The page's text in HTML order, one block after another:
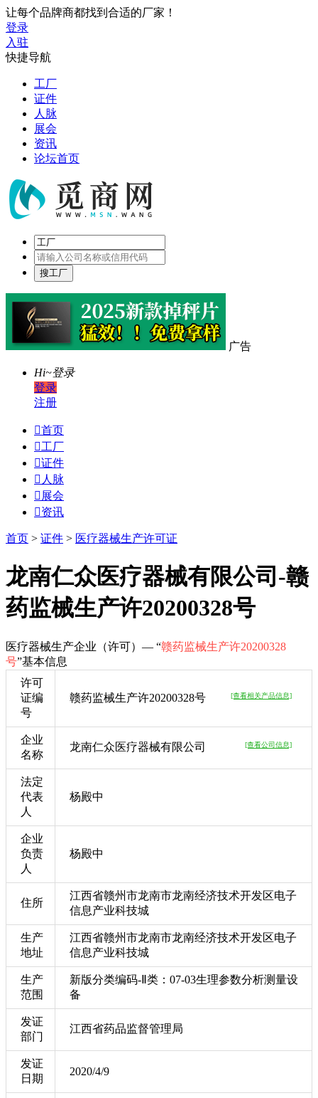
让每个品牌商都找到合适的厂家！
登录
入驻
快捷导航
工厂
证件
人脉
展会
资讯
论坛首页
广告
Hi~登录
登录
注册
首页
工厂
证件
 人脉
 展会
资讯
首页 > 证件 > 医疗器械生产许可证
龙南仁众医疗器械有限公司-赣
药监械生产许20200328号
医疗器械生产企业（许可）— “赣药监械生产许20200328
号”基本信息
许可
证编
号
赣药监械生产许20200328号 [查看相关产品信息]
企业
名称
龙南仁众医疗器械有限公司 [查看公司信息]
法定
代表
人
杨殿中
企业
负责
人
杨殿中
住所
江西省赣州市龙南市龙南经济技术开发区电子
信息产业科技城
生产
地址
江西省赣州市龙南市龙南经济技术开发区电子
信息产业科技城
生产
范围
新版分类编码-Ⅱ类：07-03生理参数分析测量设
备
发证
部门
江西省药品监督管理局
发证
日期
2020/4/9